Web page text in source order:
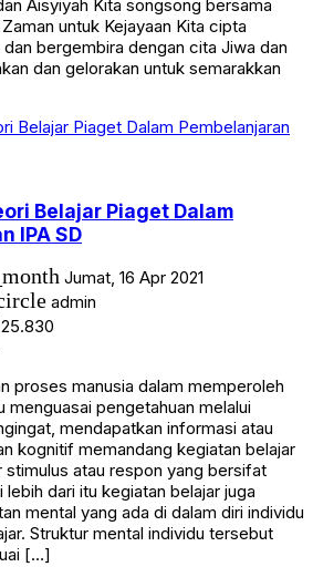
Aisyiyah Kita songsong bersama
untuk Kejayaan Kita cipta
bergembira dengan cita Jiwa dan
dan gelorakan untuk semarakkan
Belajar Piaget Dalam
IPA SD
Jumat, 16 Apr 2021
admin
25.830
proses manusia dalam memperoleh
menguasai pengetahuan melalui
mendapatkan informasi atau
kognitif memandang kegiatan belajar
stimulus atau respon yang bersifat
dari itu kegiatan belajar juga
mental yang ada di dalam diri individu
Struktur mental individu tersebut
[…]